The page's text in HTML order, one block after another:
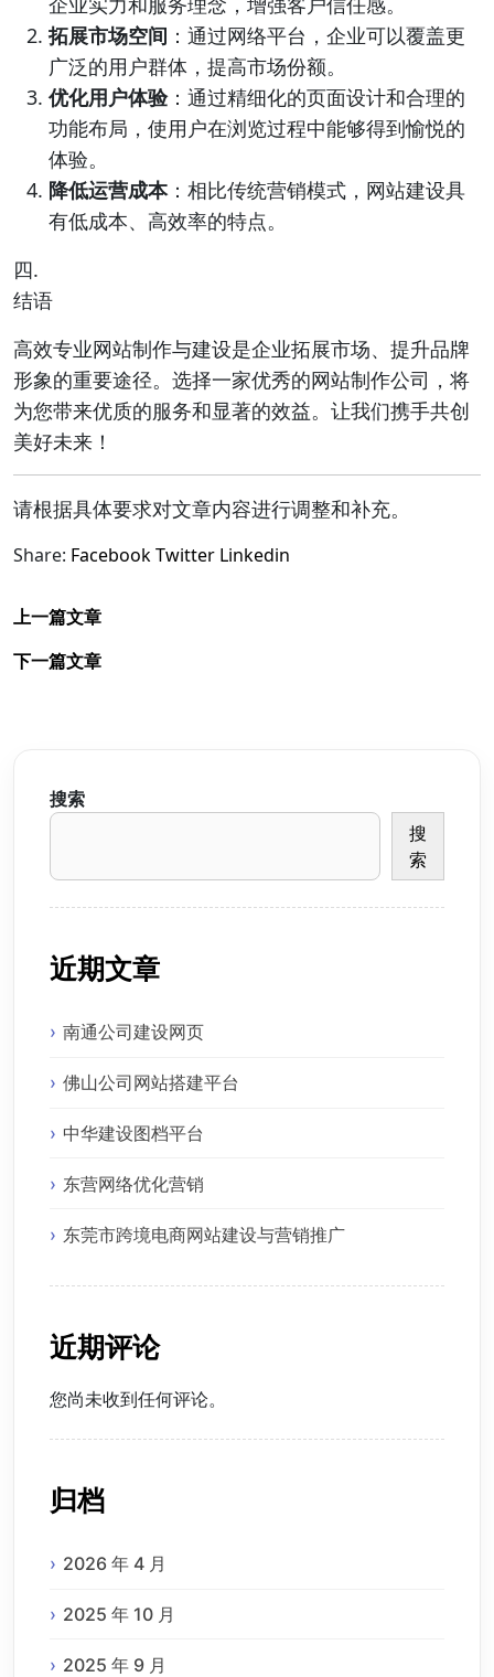
拓展市场空间 ：通过网络平台，企业可以覆盖更
广泛的用户群体，提高市场份额。
优化用户体验：通过精细化的页面设计和合理的
功能布局，使用户在浏览过程中能够得到愉悦的
体验。
降低运营成本：相比传统营销模式，网站建设具
有低成本、高效率的特点。
四.
结语
高效专业网站制作与建设是企业拓展市场、提升品牌
形象的重要途径。选择一家优秀的网站制作公司，将
为您带来优质的服务和显著的效益。让我们携手共创
美好未来！
请根据具体要求对文章内容进行调整和补充。
Share: FacebookTwitter Linkedin
上一篇文章
下一篇文章
搜索
搜
索
近期文章
南通公司建设网页
佛山公司网站搭建平台
中华建设图档平台
东营网络优化营销
东莞市跨境电商网站建设与营销推广
近期评论
您尚未收到任何评论。
归档
2026 年 4 月
2025 年 10 月
2025 年 9 月